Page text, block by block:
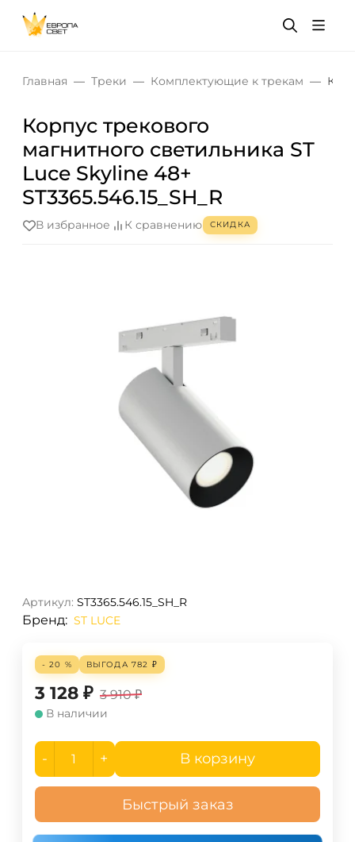
Главная Треки Комплектующие к трекам
Корпус трекового
магнитного светильника ST
Luce Skyline 48+
ST3365.546.15_SH_R
В избранное К сравнению СКИДКА
Артикул: ST3365.546.15_SH_R
Бренд: ST LUCE
- 20 % ВЫГОДА 782 ₽
3 128 ₽ 3 910 ₽
В наличии
- + В корзину
Быстрый заказ